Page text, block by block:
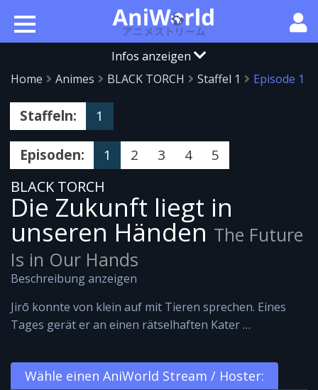
Infos anzeigen
Home
Animes BLACK TORCH Staffel 1 Episode 1
Staffeln: 1
Episoden: 1 2 3 4 5
BLACK TORCH
Die Zukunft liegt in
unseren Händen The Future
Is in Our Hands
Beschreibung anzeigen
Jirō konnte von klein auf mit Tieren sprechen. Eines
Tages gerät er an einen rätselhaften Kater …
Wähle einen AniWorld Stream / Hoster: